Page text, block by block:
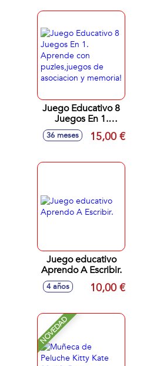
Juego Educativo 8
Juegos En 1.
Aprende con
puzles,juegos de
memoria!
36 meses 15,00 €
Juego educativo
Aprendo A Escribir.
4 años 10,00 €
NOVEDAD